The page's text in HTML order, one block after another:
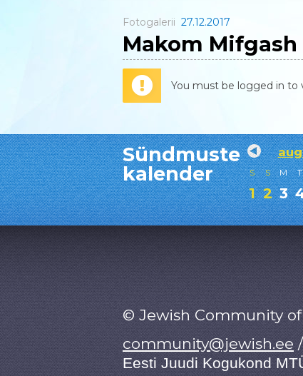
Fotogalerii
Makom Mifgash
27.12.2017
You must be logged in to
Sündmuste
kalender
S S M T
1 2 3
© Jewish Community of
community@jewish.ee/
Eesti Juudi Kogukond